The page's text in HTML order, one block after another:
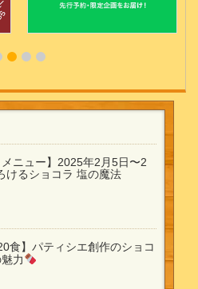
メニュー】2025年2月5日〜2
けるショコラ 塩の魔法
食】パティシエ創作のショコ
力